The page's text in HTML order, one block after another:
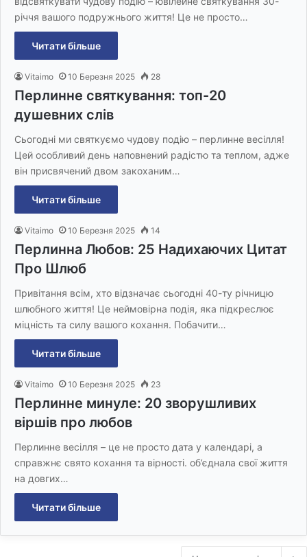
річчя вашого подружнього життя! Це не просто…
Читати більше
Vitaimo 10 Березня 2025 28
Перлинне святкування: топ-20
душевних слів
Сьогодні ми святкуємо чудову подію – перлинне весілля!
Цей особливий день наповнений радістю та теплом, адже
він присвячений двом закоханим…
Читати більше
Vitaimo 10 Березня 2025 14
Перлинна Любов: 25 Надихаючих Цитат
Про Шлюб
Привітання всім, хто відзначає сьогодні 40-ту річницю
шлюбного життя! Це неймовірна подія, яка підкреслює
міцність та силу вашого кохання. Побачити…
Читати більше
Vitaimo 10 Березня 2025 23
Перлинне минуле: 20 зворушливих
віршів про любов
Перлинне весілля – це не просто дата у календарі, а
справжнє свято кохання та вірності. об’єднала свої життя
на довгих…
Читати більше